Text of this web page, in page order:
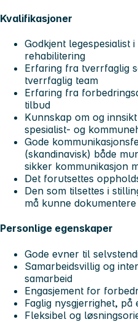
Kvalifikasjoner
Godkjent legespesialist
rehabilitering
Erfaring fra tverrfaglig
tverrfaglig team
Erfaring fra
tilbud
Kunnskap om og
spesialist- og
Gode
(skandinavisk) både
sikker kommunikasjon
Det forutsettes
Den som tilsettes i
må kunne
Personlige egenskaper
Gode evner til
Samarbeidsvillig og
samarbeid
Engasjement for
Faglig nysgjerrighet, på
Fleksibel og